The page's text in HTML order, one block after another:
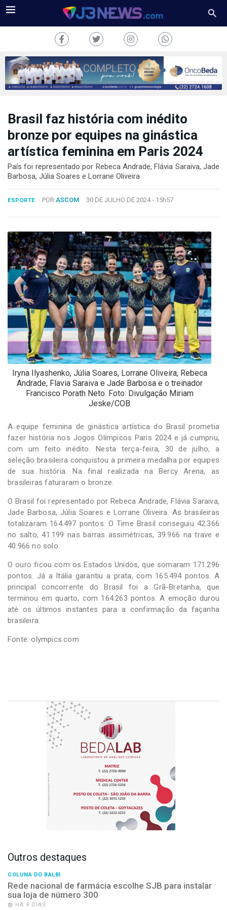
J3NEWS
TV
COLUNAS
2024
Desenvolvido
por
Hesea
Tecnologia
Sistemas
Brasil faz história com inédito
bronze por equipes na ginástica
artística feminina em Paris 2024
País foi representado por Rebeca Andrade, Flávia Saraiva, Jade
Barbosa, Júlia Soares e Lorrane Oliveira
ESPORTE POR ASCOM 30 DE JULHO DE 2024 - 15h57
Iryna Ilyashenko, Júlia Soares, Lorrane Oliveira, Rebeca
Andrade, Flavia Saraiva e Jade Barbosa e o treinador
Francisco Porath Neto. Foto: Divulgação Miriam
Jeske/COB
A equipe feminina de ginástica artística do Brasil prometia
fazer história nos Jogos Olímpicos Paris 2024 e já cumpriu,
com um feito inédito. Nesta terça-feira, 30 de julho, a
seleção brasileira conquistou a primeira medalha por equipes
de sua história. Na final realizada na Bercy Arena, as
brasileiras faturaram o bronze.
O Brasil foi representado por Rebeca Andrade, Flávia Saraiva,
Jade Barbosa, Júlia Soares e Lorrane Oliveira. As brasileiras
totalizaram 164.497 pontos. O Time Brasil conseguiu 42.366
no salto, 41.199 nas barras assimétricas, 39.966 na trave e
40.966 no solo.
O ouro ficou com os Estados Unidos, que somaram 171.296
pontos. Já a Itália garantiu a prata, com 165.494 pontos. A
principal concorrente do Brasil foi a Grã-Bretanha, que
terminou em quarto, com 164.263 pontos. A emoção durou
até os últimos instantes para a confirmação da façanha
brasileira.
Fonte: olympics.com
Outros destaques
COLUNA DO BALBI
Rede nacional de farmácia escolhe SJB para instalar
sua loja de número 300
HÁ 4 DIAS